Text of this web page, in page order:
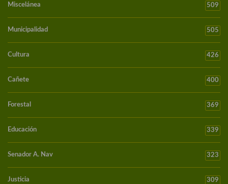
Miscelánea 509
Municipalidad 505
Cultura 426
Cañete 400
Forestal 369
Educación 339
Senador A. Nav 323
Justicia 309